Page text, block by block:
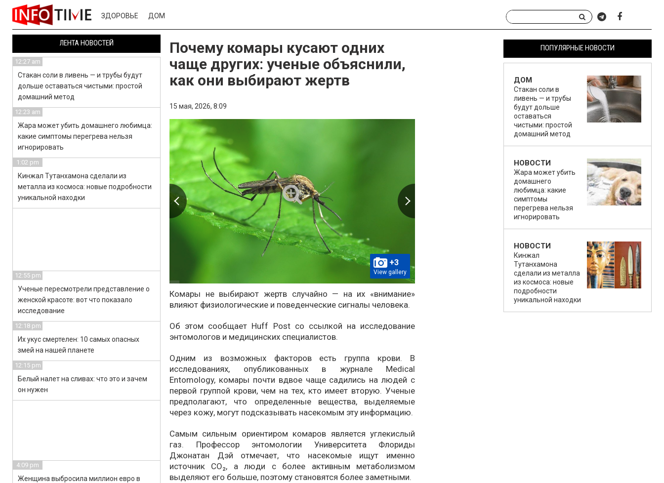
ЗДОРОВЬЕ ДОМ
Почему комары кусают одних
чаще других: ученые объяснили,
как они выбирают жертв
15 мая, 2026, 8:09
+3
View gallery
Комары не выбирают жертв случайно — на их «внимание»
влияют физиологические и поведенческие сигналы человека.
Об этом сообщает Huff Post со ссылкой на исследование
энтомологов и медицинских специалистов.
Одним из возможных факторов есть группа крови. В
исследованиях, опубликованных в журнале Medical
Entomology, комары почти вдвое чаще садились на людей с
первой группой крови, чем на тех, кто имеет вторую. Ученые
предполагают, что определенные вещества, выделяемые
через кожу, могут подсказывать насекомым эту информацию.
Самым сильным ориентиром комаров является углекислый
газ. Профессор энтомологии Университета Флориды
Джонатан Дэй отмечает, что насекомые ищут именно
источник CO₂, а люди с более активным метаболизмом
выделяют его больше, поэтому становятся более заметными.
ПОПУЛЯРНЫЕ НОВОСТИ
ДОМ
Стакан соли в
ливень — и трубы
будут дольше
оставаться
чистыми: простой
домашний метод
НОВОСТИ
Жара может убить
домашнего
любимца: какие
симптомы
перегрева нельзя
игнорировать
НОВОСТИ
Кинжал
Тутанхамона
сделали из металла
из космоса: новые
подробности
уникальной находки
ЛЕНТА НОВОСТЕЙ
12:27 am
Стакан соли в ливень — и трубы будут
дольше оставаться чистыми: простой
домашний метод
12:23 am
Жара может убить домашнего любимца:
какие симптомы перегрева нельзя
игнорировать
1:02 pm
Кинжал Тутанхамона сделали из
металла из космоса: новые подробности
уникальной находки
12:55 pm
Ученые пересмотрели представление о
женской красоте: вот что показало
исследование
12:18 pm
Их укус смертелен: 10 самых опасных
змей на нашей планете
12:15 pm
Белый налет на сливах: что это и зачем
он нужен
4:09 pm
Женщина выбросила миллион евро в